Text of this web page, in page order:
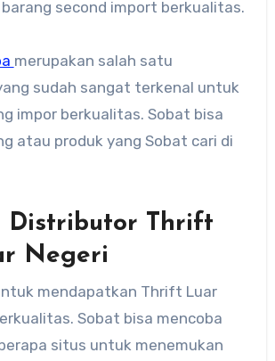
second import berkualitas.
merupakan salah satu
sudah sangat terkenal untuk
impor berkualitas. Sobat bisa
atau produk yang Sobat cari di
Distributor Thrift
Negeri
mendapatkan Thrift Luar
Sobat bisa mencoba
situs untuk menemukan